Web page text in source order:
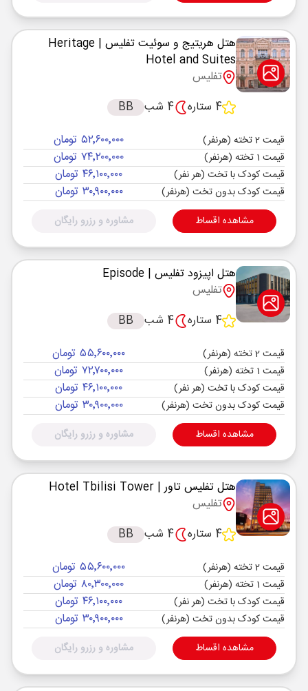
هتل هریتیج و سوئیت تفلیس | Heritage
Hotel and Suites
تفلیس
4 ستاره
4 شب BB
قیمت 2 تخته (هرنفر) ۵۲٬۶۰۰٬۰۰۰ تومان
قیمت 1 تخته (هرنفر) ۷۴٬۲۰۰٬۰۰۰ تومان
قیمت کودک با تخت (هر نفر) ۴۶٬۱۰۰٬۰۰۰ تومان
قیمت کودک بدون تخت (هرنفر) ۳۰٬۹۰۰٬۰۰۰ تومان
مشاهده اقساط مشاوره و رزرو رایگان
هتل اپیزود تفلیس | Episode
تفلیس
4 ستاره
4 شب BB
قیمت 2 تخته (هرنفر) ۵۵٬۶۰۰٬۰۰۰ تومان
قیمت 1 تخته (هرنفر) ۷۲٬۷۰۰٬۰۰۰ تومان
قیمت کودک با تخت (هر نفر) ۴۶٬۱۰۰٬۰۰۰ تومان
قیمت کودک بدون تخت (هرنفر) ۳۰٬۹۰۰٬۰۰۰ تومان
مشاهده اقساط مشاوره و رزرو رایگان
هتل تفلیس تاور| Hotel Tbilisi Tower
تفلیس
4 ستاره
4 شب BB
قیمت 2 تخته (هرنفر) ۵۵٬۶۰۰٬۰۰۰ تومان
قیمت 1 تخته (هرنفر) ۸۰٬۳۰۰٬۰۰۰ تومان
قیمت کودک با تخت (هر نفر) ۴۶٬۱۰۰٬۰۰۰ تومان
قیمت کودک بدون تخت (هرنفر) ۳۰٬۹۰۰٬۰۰۰ تومان
مشاهده اقساط مشاوره و رزرو رایگان